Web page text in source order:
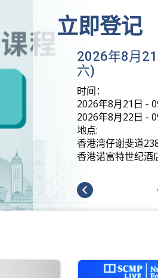
立即登记
2026年8月
六)
时间：
2026年8月21日 -
2026年8月22日 -
地点:
香港湾仔谢斐道
香港诺富特世纪酒